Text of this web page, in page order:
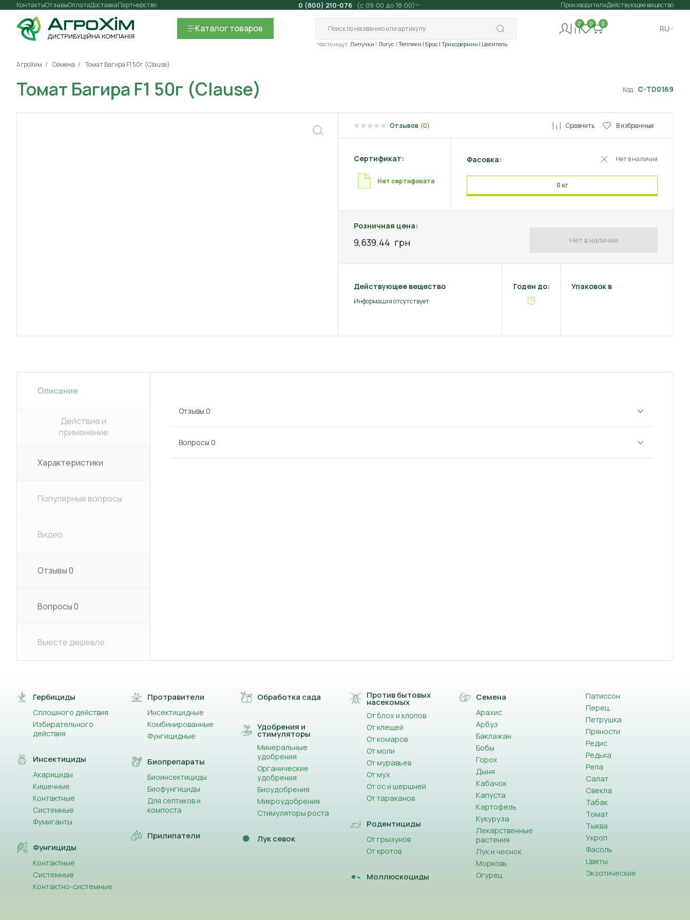
Контакты Оплата
Отзывы ДоставкаПартнерство 0 (800) 210-076 (с 09:00 до 18:00) ПроизводителиДействующее вещество
Каталогтоваров
Часто ищут: Липучки Логус Теппеки | Брос | Триходермин | Целитель
0 0 0
RU
АгроХим Семена Томат Багира F1 50г (Clause)
Томат Багира F1 50г (Clause) Код: C-TD0169
Отзывов (0) Сравнить В избранные
Сертификат:
Нет сертификата
Фасовка: Нет в наличии
0 кг
Розничная цена:
9,639.44 грн Нет в наличии
Действующее вещество
Информация отсутствует
Годен до: Упаковок в
Описание
Действие и
применение
Характеристики
Популярные вопросы
Видео
Отзывы0
Вопросы0
Вместе дешевле
Отзывы 0
Вопросы 0
Гербициды
Сплошного действия
Избирательного
действия
Инсектициды
Акарициды
Кишечные
Контактные
Системные
Фумиганты
Фунгициды
Контактные
Системные
Контактно-системные
Протравители
Инсектицидные
Комбинированные
Фунгицидные
Биопрепараты
Биоинсектициды
Биофунгициды
Для септиков и
компоста
Прилипатели
Обработка сада
Удобрения и
стимуляторы
Минеральные
удобрения
Органические
удобрения
Биоудобрения
Микроудобрения
Стимуляторы роста
Лук севок
Против бытовых
насекомых
От блох и клопов
От клещей
От комаров
От моли
От муравьев
От мух
От ос и шершней
От тараканов
Родентициды
От грызунов
От кротов
Моллюскоциды
Семена
Арахис
Арбуз
Баклажан
Бобы
Горох
Дыня
Кабачок
Капуста
Картофель
Кукуруза
Лекарственные
растения
Лук и чеснок
Морковь
Огурец
Патиссон
Перец
Петрушка
Пряности
Редис
Редька
Репа
Салат
Свекла
Табак
Томат
Тыква
Укроп
Фасоль
Цветы
Экзотические